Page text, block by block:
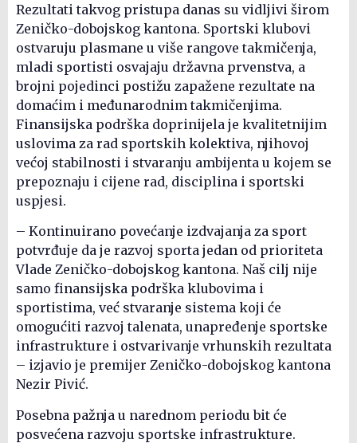
Rezultati takvog pristupa danas su vidljivi širom
Zeničko-dobojskog kantona. Sportski klubovi
ostvaruju plasmane u više rangove takmičenja,
mladi sportisti osvajaju državna prvenstva, a
brojni pojedinci postižu zapažene rezultate na
domaćim i međunarodnim takmičenjima.
Finansijska podrška doprinijela je kvalitetnijim
uslovima za rad sportskih kolektiva, njihovoj
većoj stabilnosti i stvaranju ambijenta u kojem se
prepoznaju i cijene rad, disciplina i sportski
uspjesi.
– Kontinuirano povećanje izdvajanja za sport
potvrđuje da je razvoj sporta jedan od prioriteta
Vlade Zeničko-dobojskog kantona. Naš cilj nije
samo finansijska podrška klubovima i
sportistima, već stvaranje sistema koji će
omogućiti razvoj talenata, unapređenje sportske
infrastrukture i ostvarivanje vrhunskih rezultata
– izjavio je premijer Zeničko-dobojskog kantona
Nezir Pivić.
Posebna pažnja u narednom periodu bit će
posvećena razvoju sportske infrastrukture.